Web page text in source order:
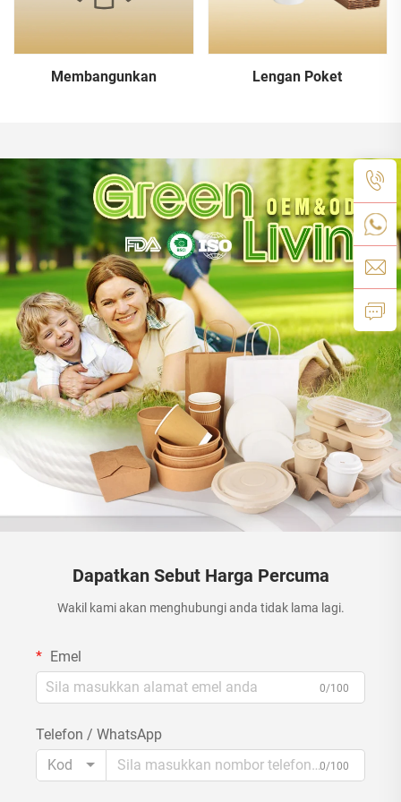
Membangunkan Lengan Poket
Dapatkan Sebut Harga Percuma
Wakil kami akan menghubungi anda tidak lama lagi.
Emel
0/100
Telefon / WhatsApp
Kod
0/100